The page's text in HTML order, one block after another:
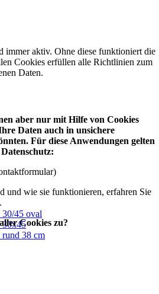
30/45 oval
30x45
rund 38 cm
immer aktiv. Ohne diese funktioniert die
Cookies erfüllen alle Richtlinien zum
Daten.
aber nur mit Hilfe von Cookies
Daten auch in unsichere
Für diese Anwendungen gelten
und wie sie funktionieren, erfahren Sie
Cookies zu?